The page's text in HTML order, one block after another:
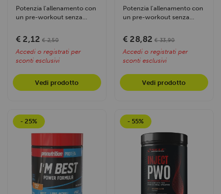
Potenzia l'allenamento con
un pre-workout senza
€ 2,12 € 2,50
Accedi o registrati per
sconti esclusivi
Vedi prodotto
Potenzia l'allenamento con
un pre-workout senza
€ 28,82 € 33,90
Accedi o registrati per
sconti esclusivi
Vedi prodotto
- 25% - 55%